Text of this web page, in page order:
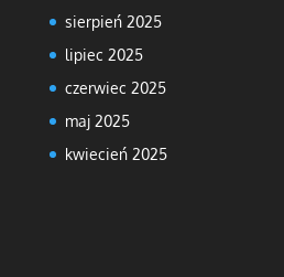
sierpień 2025
lipiec 2025
czerwiec 2025
maj 2025
kwiecień 2025